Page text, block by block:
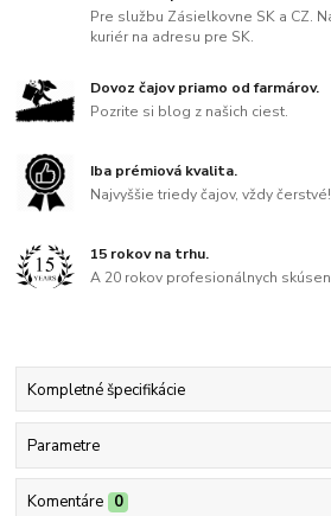
Pre službu Zásielkovne SK a CZ.
kuriér na adresu pre SK.
Dovoz čajov priamo od farmárov.
Pozrite si blog z našich ciest.
Iba prémiová kvalita.
Najvyššie triedy čajov, vždy čerstvé!
15 rokov na trhu.
A 20 rokov profesionálnych
Kompletné špecifikácie
Parametre
Komentáre 0